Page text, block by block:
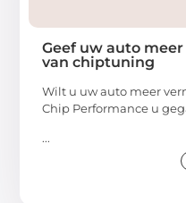
Geef uw auto
van chiptuning
Wilt u uw auto meer
Chip Performance u
...